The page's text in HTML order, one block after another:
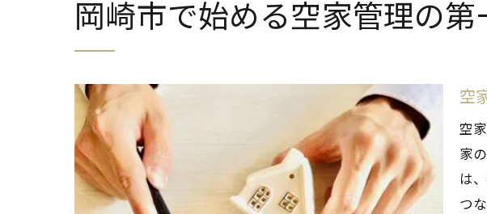
空家管理
空家がも
空家管
空家放
安心生活を守
空家の
岡崎市で始める空家管理の第
空
空
家
は
つ